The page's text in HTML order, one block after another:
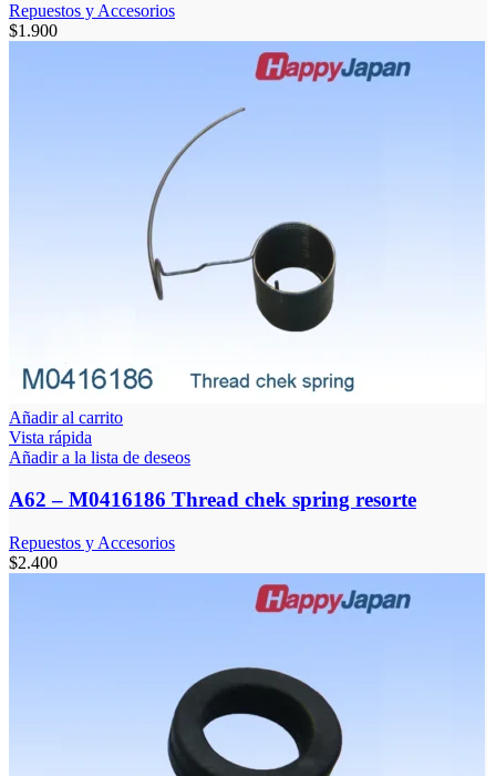
Repuestos y Accesorios
$1.900
Añadir al carrito
Vista rápida
Añadir a la lista de deseos
A62 – M0416186 Thread chek spring resorte
Repuestos y Accesorios
$2.400